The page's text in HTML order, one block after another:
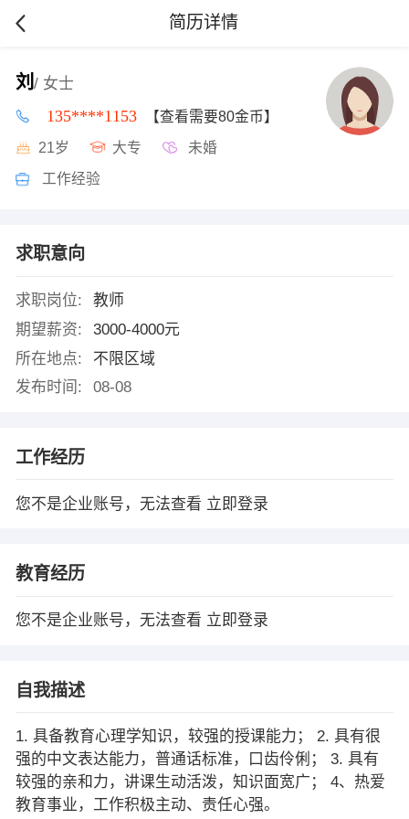
简历详情
刘 / 女士
135****1153 【查看需要80金币】
21岁 大专 未婚
工作经验
求职意向
求职岗位:
教师
期望薪资:
3000-4000元
所在地点:
不限区域
发布时间:
08-08
工作经历
您不是企业账号，无法查看 立即登录
教育经历
您不是企业账号，无法查看 立即登录
自我描述
1. 具备教育心理学知识，较强的授课能力； 2. 具有很
强的中文表达能力，普通话标准，口齿伶俐； 3. 具有
较强的亲和力，讲课生动活泼，知识面宽广； 4、热爱
教育事业，工作积极主动、责任心强。